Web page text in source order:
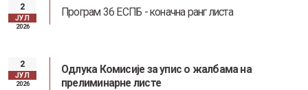
2
ЈУЛ
2026
Програм 36 ЕСПБ - коначна ранг листа
2
ЈУЛ
2026
Одлука Комисије за упис о жалбама на
прелиминарне листе